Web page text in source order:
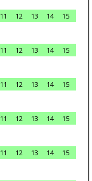
11 12 13 14
15
11 12 13 14
15
11 12 13 14
15
11 12 13 14
15
11 12 13 14
15